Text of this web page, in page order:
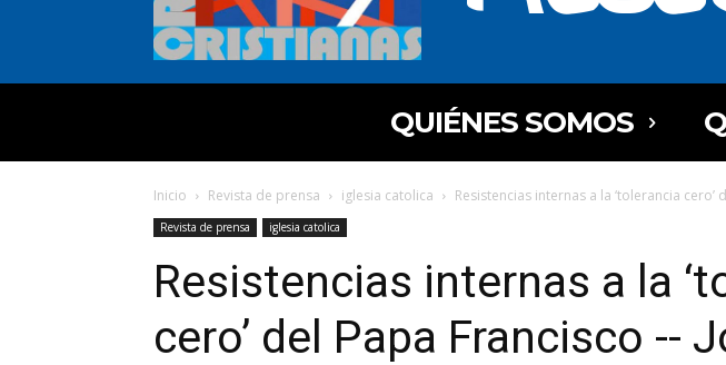
QUIÉNES SOMOS
Inicio Revista de prensa iglesia catolica Resistencias internas a la ‘tolerancia cero’
Revista de prensa iglesia catolica
Resistencias internas a la
cero’ del Papa Francisco --